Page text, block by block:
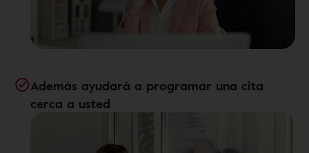
Además ayudará a programar una cita
cerca a usted